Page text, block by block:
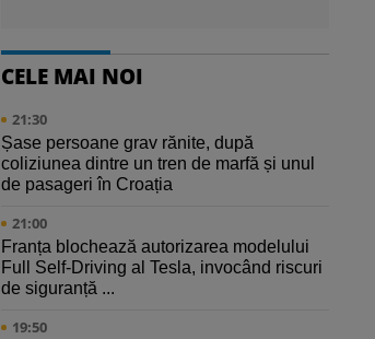
CELE MAI NOI
21:30
Șase persoane grav rănite, după
coliziunea dintre un tren de marfă și unul
de pasageri în Croația
21:00
Franța blochează autorizarea modelului
Full Self-Driving al Tesla, invocând riscuri
de siguranță ...
19:50